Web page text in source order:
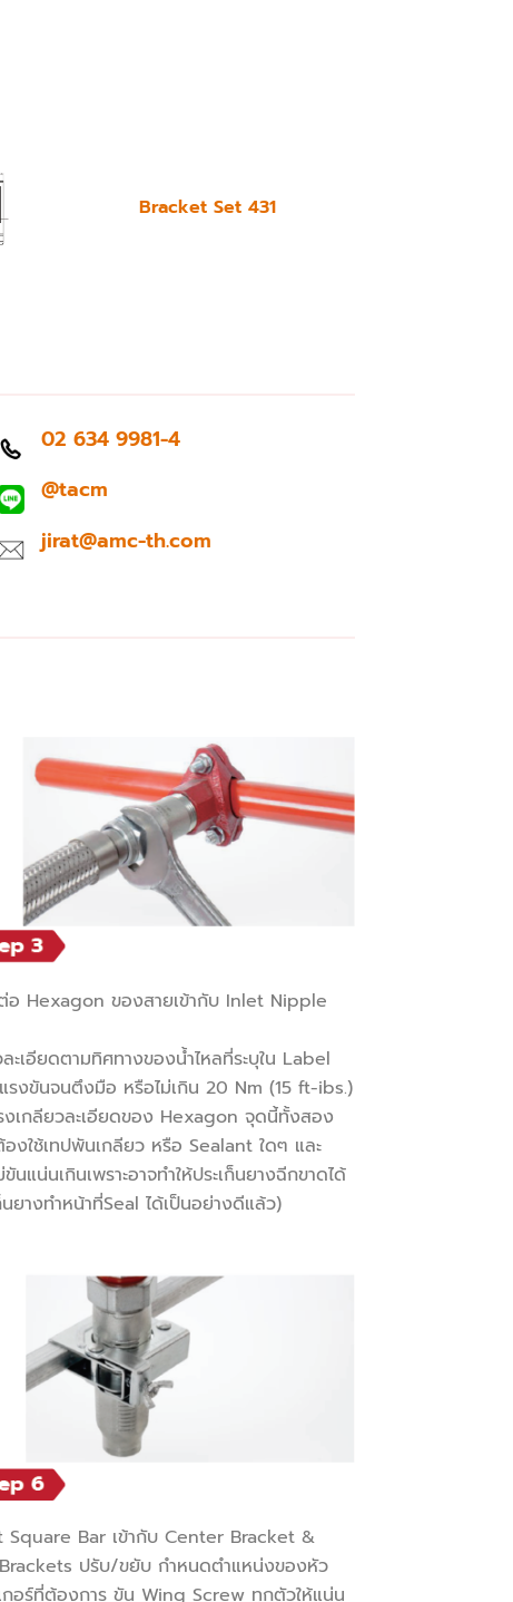
Bracket Set 431
02 634 9981-4
@tacm
jirat@amc-th.com
อ Hexagon ของสายเข้ากับ Inlet Nipple
ะเอียดตามทิศทางของน้ำไหลที่ระบุใน Label
แรงขันจนตึงมือ หรือไม่เกิน 20 Nm (15 ft-ibs.)
งเกลียวละเอียดของ Hexagon จุดนี้ทั้งสอง
องใช้เทปพันเกลียว หรือ Sealant ใดๆ และ
นแน่นเกินเพราะอาจทำให้ประเก็นยางฉีกขาดได้
นยางทำหน้าที่Seal ได้เป็นอย่างดีแล้ว)
Square Bar เข้ากับ Center Bracket &
ปรับ/ขยับ กำหนดตำแหน่งของหัว
กอร์ที่ต้องการ ขัน Wing Screw ทุกตัวให้แน่น